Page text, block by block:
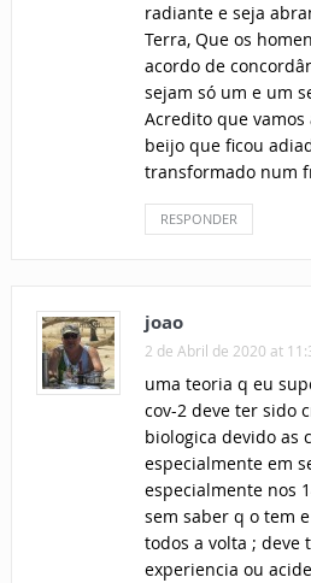
radiante e seja
Terra, Que os
acordo de
sejam só um e um
Acredito que
beijo que ficou
transformado num
RESPONDER
joao
2 de Abril de 2020 at
uma teoria q eu
cov-2 deve ter sido
biologica devido as
especialmente em
especialmente nos
sem saber q o tem
todos a volta ; deve
experiencia ou